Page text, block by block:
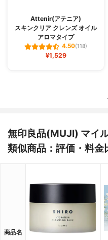
Attenir(アテニア)
スキンクリア クレンズ オイル
アロマタイプ
4.50(118)
¥1,529
無印良品(MUJI) マイ
類似商品：評価・料金
商品名